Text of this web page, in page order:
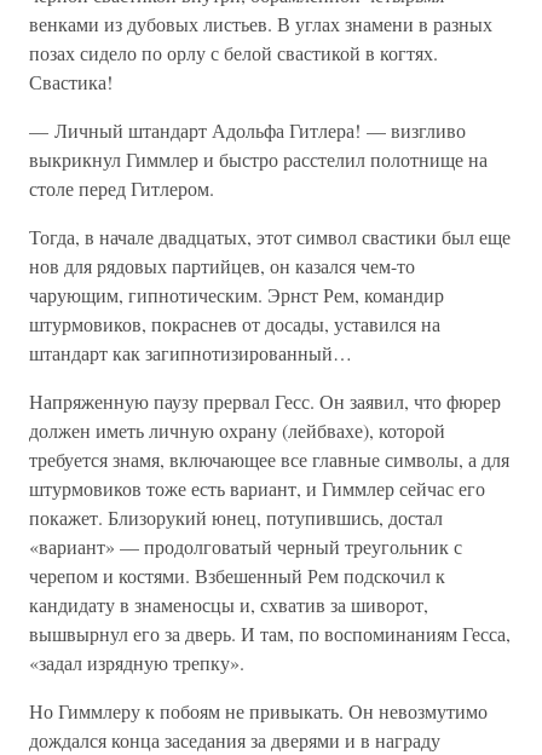
венками из дубовых листьев. В углах знамени в разных
позах сидело по орлу с белой свастикой в когтях.
Свастика!
— Личный штандарт Адольфа Гитлера! — визгливо
выкрикнул Гиммлер и быстро расстелил полотнище на
столе перед Гитлером.
Тогда, в начале двадцатых, этот символ свастики был еще
нов для рядовых партийцев, он казался чем-то
чарующим, гипнотическим. Эрнст Рем, командир
штурмовиков, покраснев от досады, уставился на
штандарт как загипнотизированный…
Напряженную паузу прервал Гесс. Он заявил, что фюрер
должен иметь личную охрану (лейбвахе), которой
требуется знамя, включающее все главные символы, а для
штурмовиков тоже есть вариант, и Гиммлер сейчас его
покажет. Близорукий юнец, потупившись, достал
«вариант» — продолговатый черный треугольник с
черепом и костями. Взбешенный Рем подскочил к
кандидату в знаменосцы и, схватив за шиворот,
вышвырнул его за дверь. И там, по воспоминаниям Гесса,
«задал изрядную трепку».
Но Гиммлеру к побоям не привыкать. Он невозмутимо
дождался конца заседания за дверями и в награду